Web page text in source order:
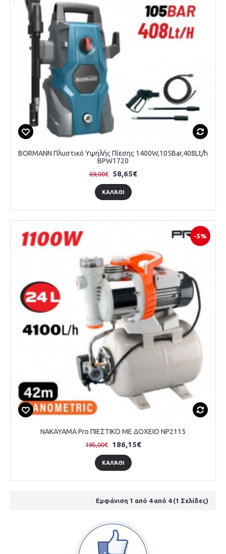
BORMANN Πλυστικό Υψηλής Πίεσης 1400W,105Bar,408Lt/h
BPW1720
69,00€ 58,65€
ΚΑΛΆΘΙ
-5%
NAKAYAMA Pro ΠΙΕΣΤΙΚΟ ΜΕ ΔΟΧΕΙΟ NP2115
195,00€ 186,15€
ΚΑΛΆΘΙ
Εμφάνιση 1 από 4 από 4 (1 Σελίδες)